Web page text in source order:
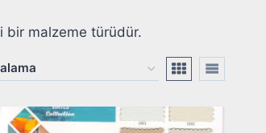
bir malzeme türüdür.